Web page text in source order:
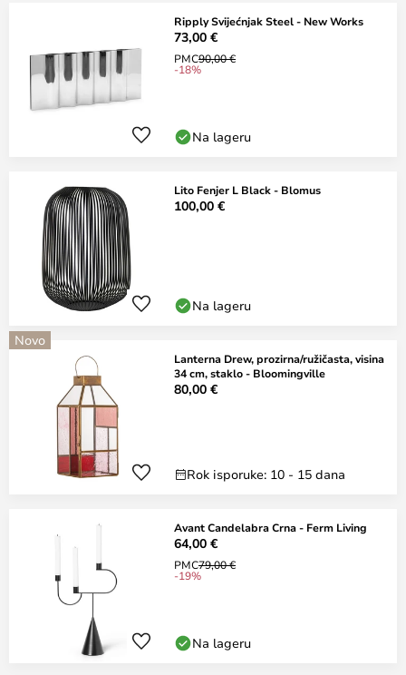
Ripply Svijećnjak Steel - New Works
73,00 €
PMC90,00 €
-18%
Na lageru
Lito Fenjer L Black - Blomus
100,00 €
Na lageru
Novo
Lanterna Drew, prozirna/ružičasta, visina
34 cm, staklo - Bloomingville
80,00 €
Rok isporuke: 10 - 15 dana
Avant Candelabra Crna - Ferm Living
64,00 €
PMC79,00 €
-19%
Na lageru